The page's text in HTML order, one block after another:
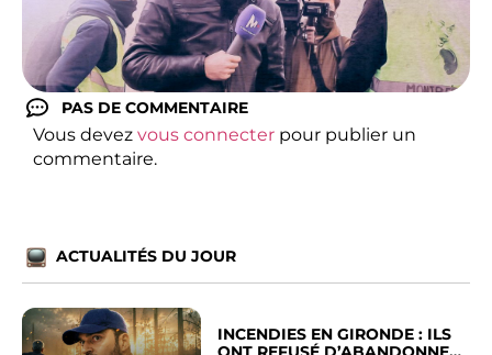
PAS DE COMMENTAIRE
Vous devez vous connecter pour publier un
commentaire.
ACTUALITÉS DU JOUR
INCENDIES EN GIRONDE : ILS